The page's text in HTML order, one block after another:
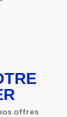
offres